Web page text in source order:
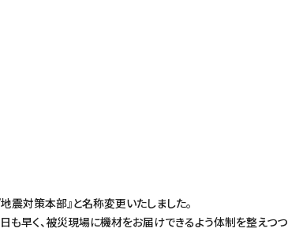
対策本部』と名称変更いたしました。
も早く、被災現場に機材をお届けできるよう体制を整えつつ